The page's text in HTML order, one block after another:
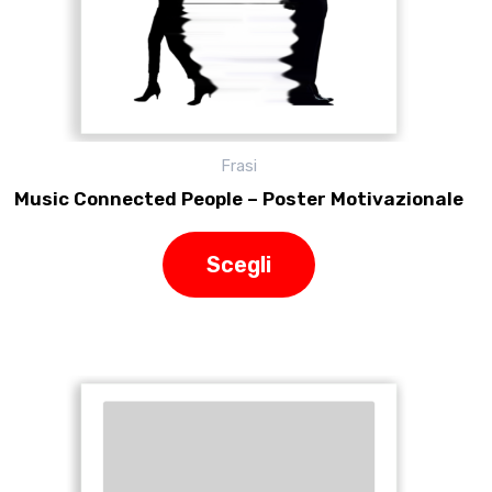
Frasi
Music Connected People – Poster Motivazionale
Scegli
pagina
del
prodotto
Questo